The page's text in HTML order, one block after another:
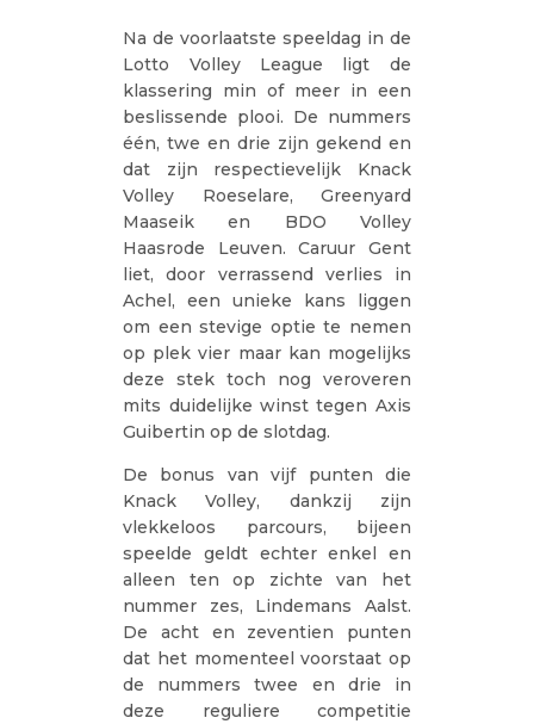
Na de voorlaatste speeldag in de
Lotto Volley League ligt de
klassering min of meer in een
beslissende plooi. De nummers
één, twe en drie zijn gekend en
dat zijn respectievelijk Knack
Volley Roeselare, Greenyard
Maaseik en BDO Volley
Haasrode Leuven. Caruur Gent
liet, door verrassend verlies in
Achel, een unieke kans liggen
om een stevige optie te nemen
op plek vier maar kan mogelijks
deze stek toch nog veroveren
mits duidelijke winst tegen Axis
Guibertin op de slotdag.
De bonus van vijf punten die
Knack Volley, dankzij zijn
vlekkeloos parcours, bijeen
speelde geldt echter enkel en
alleen ten op zichte van het
nummer zes, Lindemans Aalst.
De acht en zeventien punten
dat het momenteel voorstaat op
de nummers twee en drie in
deze reguliere competitie